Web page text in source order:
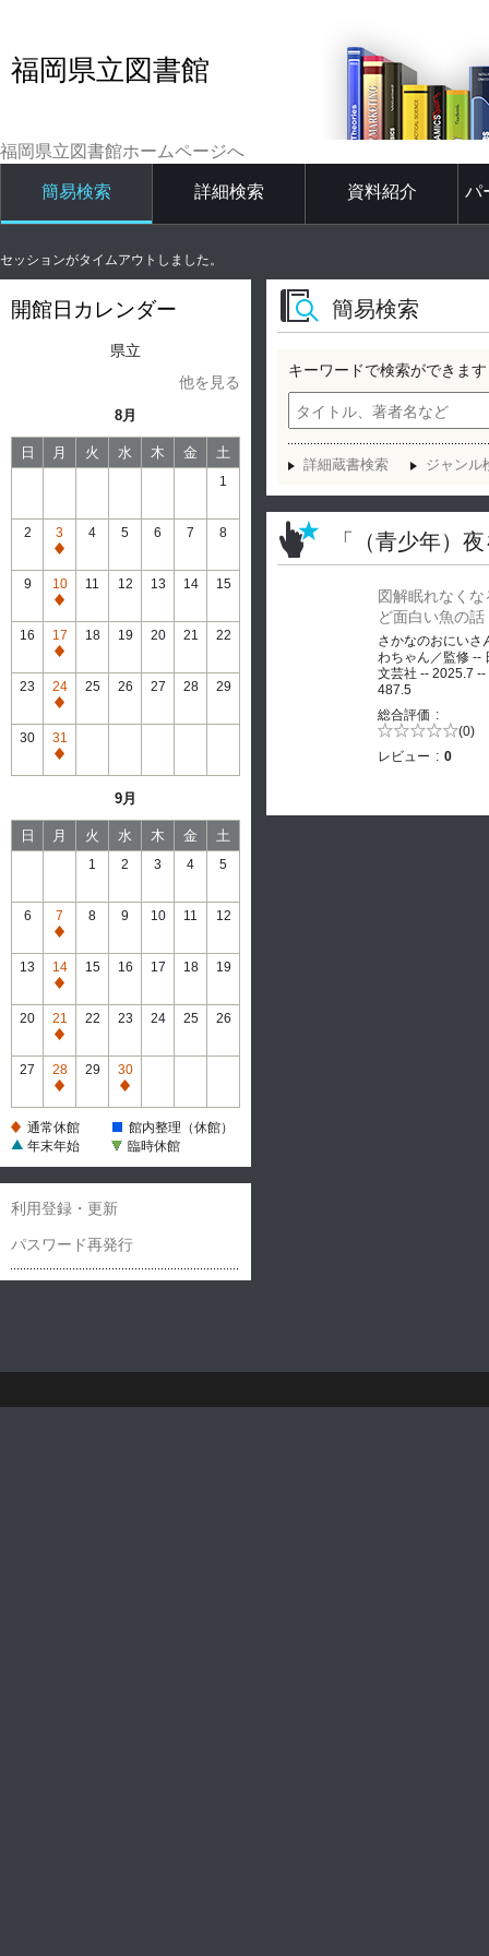
福岡県立図書館
福岡県立図書館ホームページへ
簡易検索 詳細検索 資料紹介 パ
セッションがタイムアウトしました。
開館日カレンダー
県立
他を見る
8月
日 月 火 水 木 金 土
1
2
3
通
常
休
館
4 5 6 7 8
9
10
通
常
休
館
11 12 13 14 15
16
17
通
常
休
館
18 19 20 21 22
23
24
通
常
休
館
25 26 27 28 29
30
31
通
館
9月
日 月 火 水 木 金 土
1 2 3 4 5
6
7
通
常
休
館
8 9 10 11 12
13
14
通
常
休
館
15 16 17 18 19
20
21
通
常
休
館
22 23 24 25 26
27
28
通
休
29
30
通
休
通常休館
館内整理（休館）
年末年始
臨時休館
利用登録・更新
パスワード再発行
簡易検索
キーワードで検索ができます
詳細蔵書検索 ジャンル
「（青少年）
図解眠れなくな
ど面白い魚の話
さかなのおにいさ
わちゃん／監修 --
文芸社 -- 2025.7 --
487.5
総合評価
5段階評価の (0)
レビュー
0